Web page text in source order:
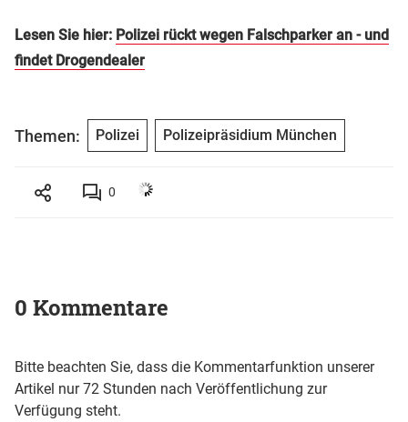
Lesen Sie hier: Polizei rückt wegen Falschparker an - und
findet Drogendealer
Themen: Polizei Polizeipräsidium München
0
0 Kommentare
Bitte beachten Sie, dass die Kommentarfunktion unserer
Artikel nur 72 Stunden nach Veröffentlichung zur
Verfügung steht.